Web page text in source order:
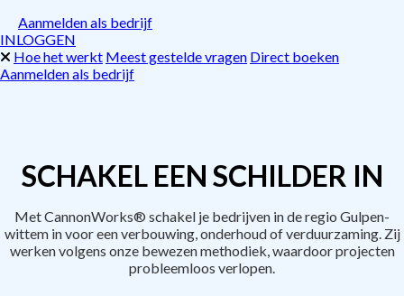
Aanmelden als bedrijf
INLOGGEN
Hoe het werkt Meest gestelde vragen Direct boeken
Aanmelden als bedrijf
SCHAKEL EEN SCHILDER IN
Met CannonWorks® schakel je bedrijven in de regio Gulpen-
wittem in voor een verbouwing, onderhoud of verduurzaming. Zij
werken volgens onze bewezen methodiek, waardoor projecten
probleemloos verlopen.